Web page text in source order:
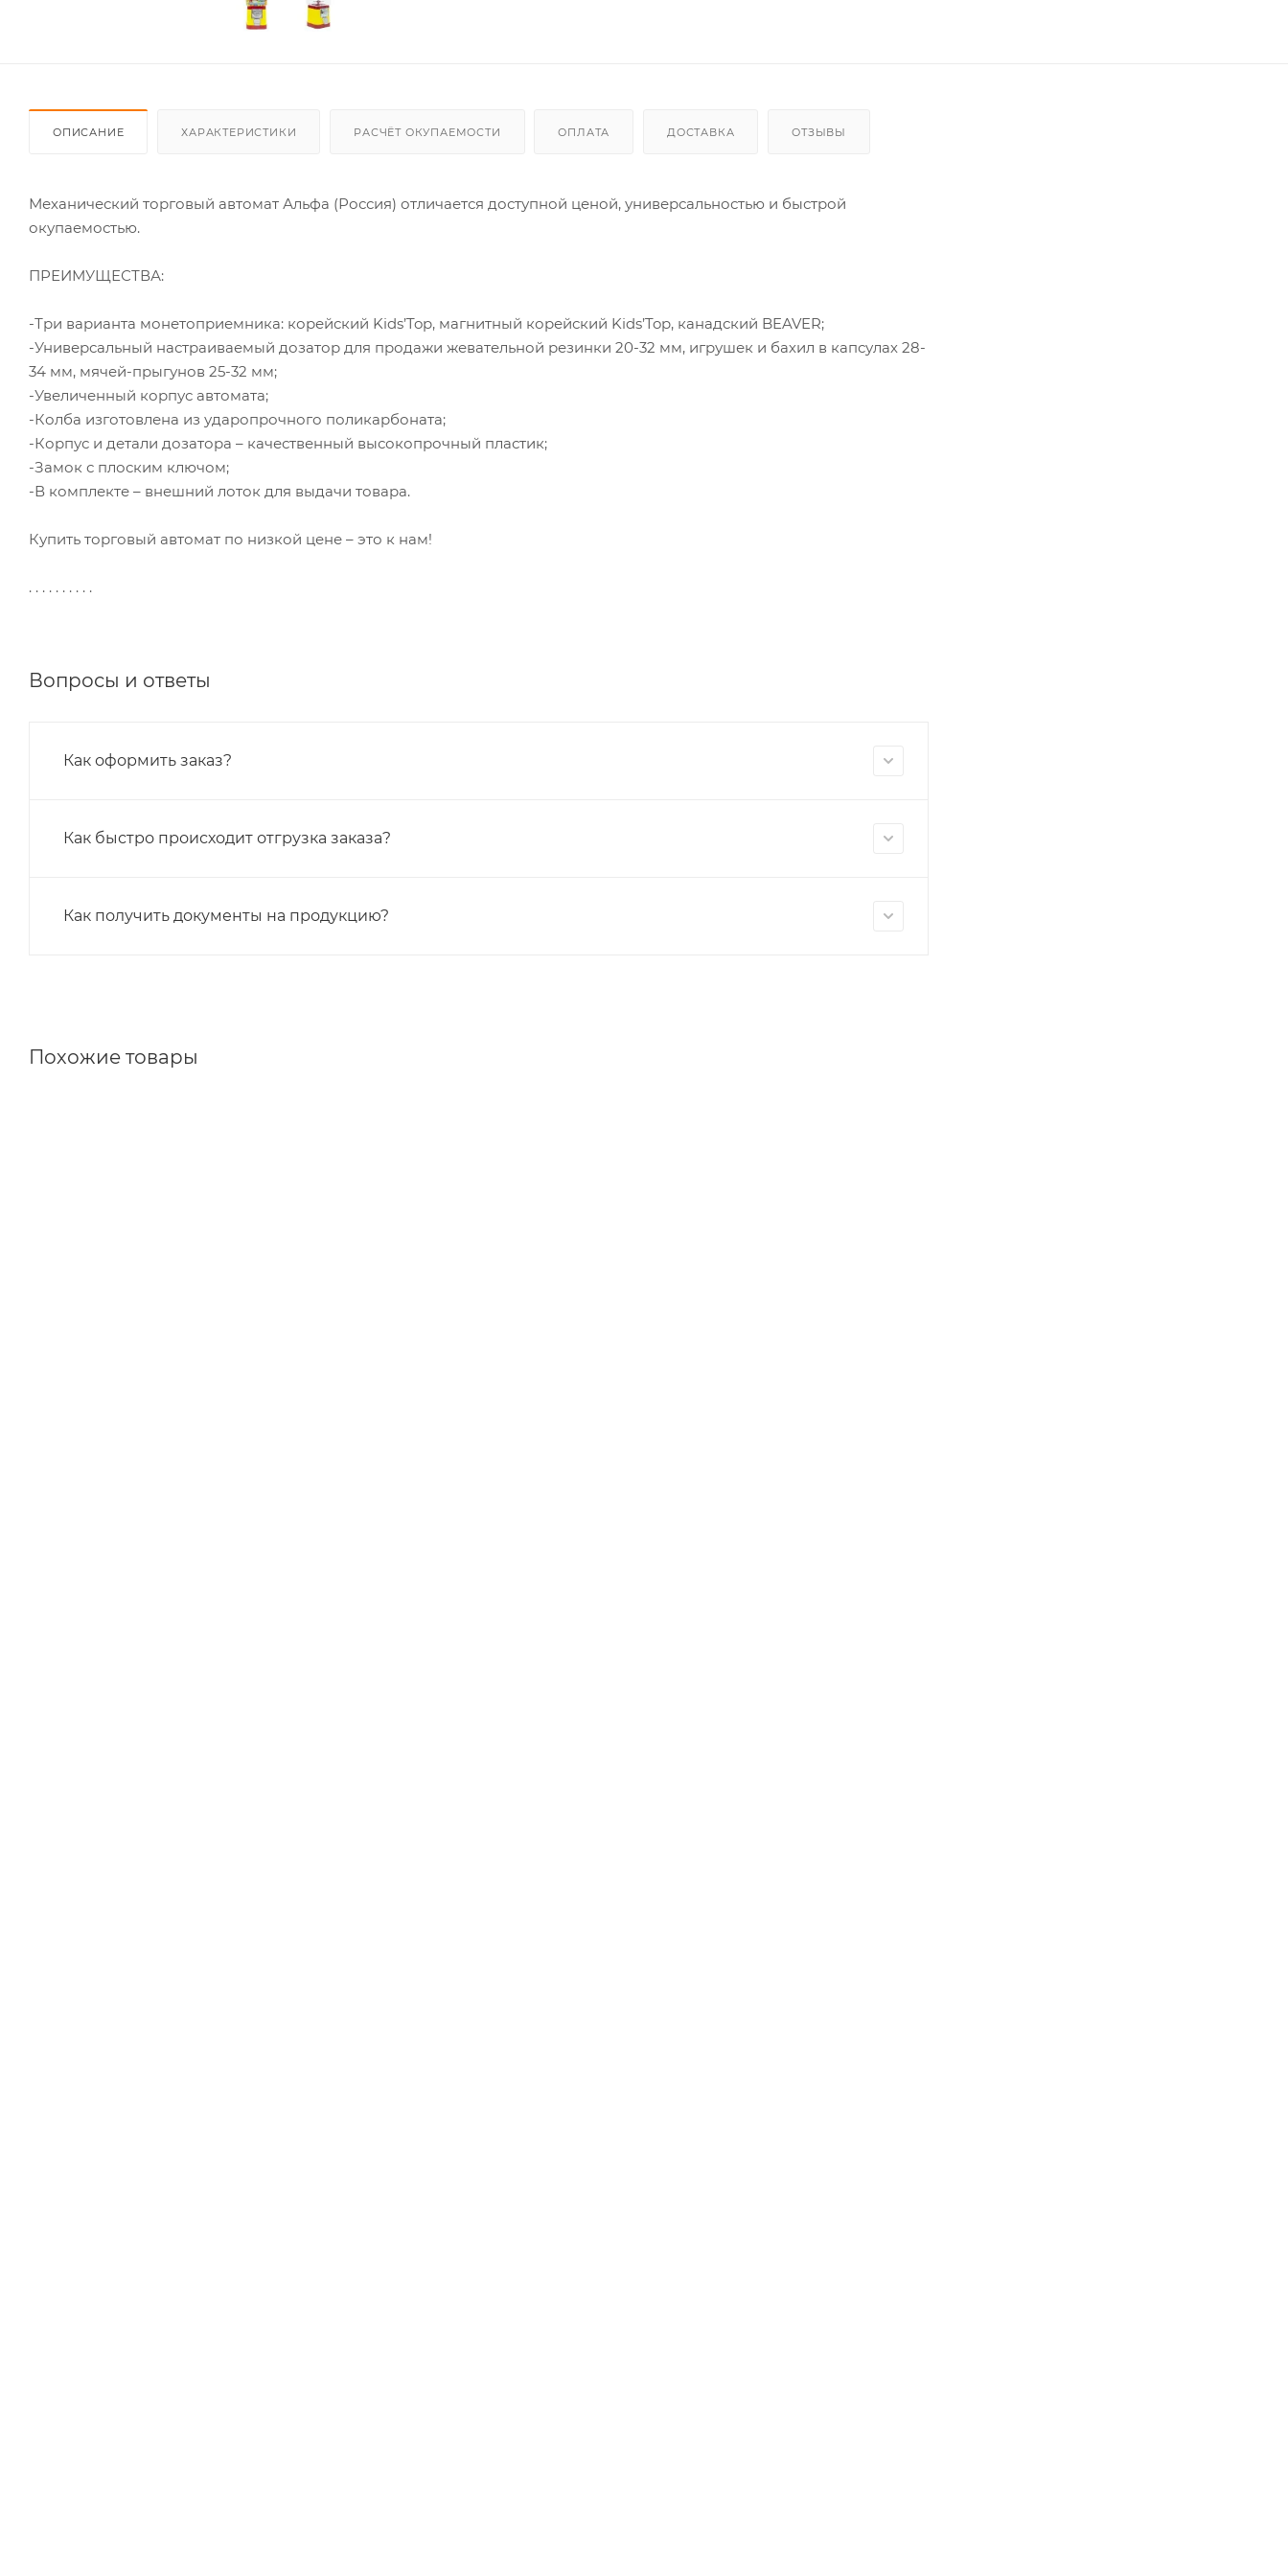
ОПИСАНИЕ ХАРАКТЕРИСТИКИ РАСЧЁТ ОКУПАЕМОСТИ ОПЛАТА ДОСТАВКА ОТЗЫВЫ
Механический торговый автомат Альфа (Россия) отличается доступной ценой, универсальностью и быстрой
окупаемостью.
ПРЕИМУЩЕСТВА:
-Три варианта монетоприемника: корейский Kids’Top, магнитный корейский Kids’Top, канадский BEAVER;
-Универсальный настраиваемый дозатор для продажи жевательной резинки 20-32 мм, игрушек и бахил в капсулах 28-
34 мм, мячей-прыгунов 25-32 мм;
-Увеличенный корпус автомата;
-Колба изготовлена из ударопрочного поликарбоната;
-Корпус и детали дозатора – качественный высокопрочный пластик;
-Замок с плоским ключом;
-В комплекте – внешний лоток для выдачи товара.
Купить торговый автомат по низкой цене – это к нам!
. . . . . . . . . .
Вопросы и ответы
Как оформить заказ?
Как быстро происходит отгрузка заказа?
Как получить документы на продукцию?
Похожие товары